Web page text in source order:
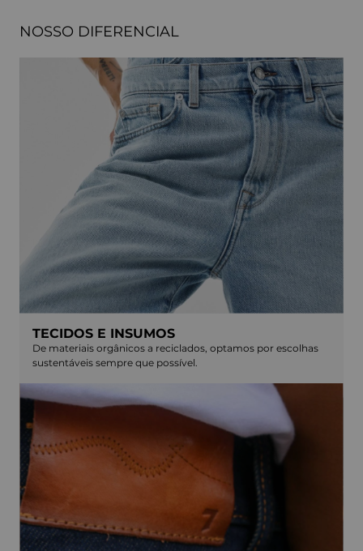
NOSSO DIFERENCIAL
TECIDOS E INSUMOS
De materiais orgânicos a reciclados, optamos por escolhas
sustentáveis sempre que possível.